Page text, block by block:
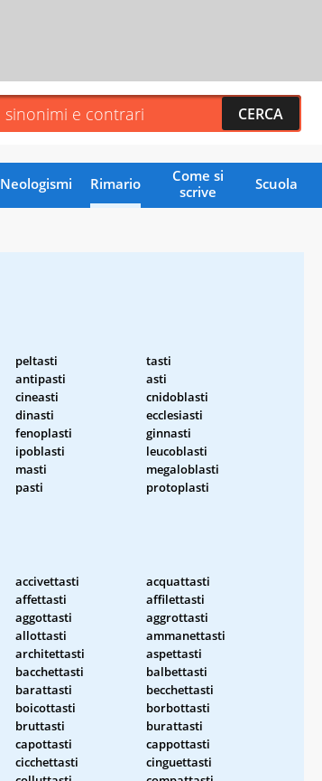
Neologismi Rimario
Come si
scrive
Scuola
peltasti
tasti
antipasti
asti
cineasti
cnidoblasti
dinasti
ecclesiasti
fenoplasti
ginnasti
ipoblasti
leucoblasti
masti
megaloblasti
pasti
protoplasti
accivettasti
acquattasti
affettasti
affilettasti
aggottasti
aggrottasti
allottasti
ammanettasti
architettasti
aspettasti
bacchettasti
balbettasti
barattasti
becchettasti
boicottasti
borbottasti
bruttasti
burattasti
capottasti
cappottasti
cicchettasti
cinguettasti